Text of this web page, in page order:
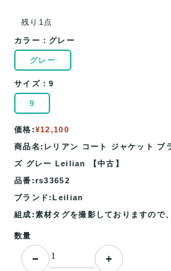
残り1点
カラー： グレー
グレー
サイズ：9
9
価格:¥12,100
商品名:レリアン コート ジャケット ブ
ズ グレー Leilian 【中古】
品番:rs33652
ブランド:Leilian
組成:素材タグを撮影しておりますので
数量